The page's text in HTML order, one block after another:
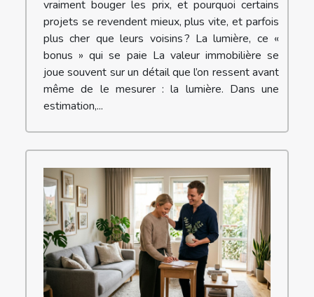
vraiment bouger les prix, et pourquoi certains
projets se revendent mieux, plus vite, et parfois
plus cher que leurs voisins ? La lumière, ce «
bonus » qui se paie La valeur immobilière se
joue souvent sur un détail que l’on ressent avant
même de le mesurer : la lumière. Dans une
estimation,...